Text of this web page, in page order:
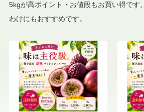
5kgが高ポイント・お値段もお買い得です
わけにもおすすめです。